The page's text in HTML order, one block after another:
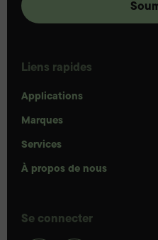
Liens rapides
Applications
Marques
Services
À propos de nous
Se connecter